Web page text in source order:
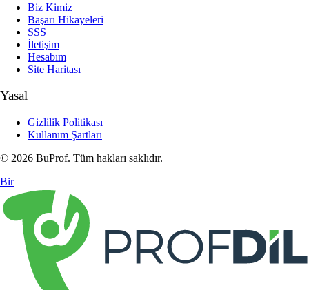
Biz Kimiz
Başarı Hikayeleri
SSS
İletişim
Hesabım
Site Haritası
Yasal
Gizlilik Politikası
Kullanım Şartları
© 2026 BuProf. Tüm hakları saklıdır.
Bir